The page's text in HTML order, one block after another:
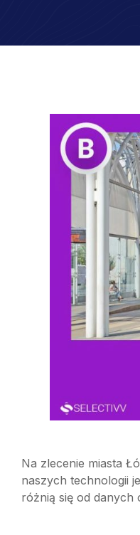
Na zlecenie miasta
naszych technologii
różnią się od danych